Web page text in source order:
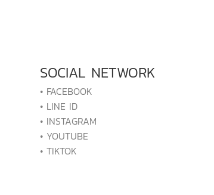
SOCIAL NETWORK
• FACEBOOK
• LINE ID
• INSTAGRAM
• YOUTUBE
• TIKTOK